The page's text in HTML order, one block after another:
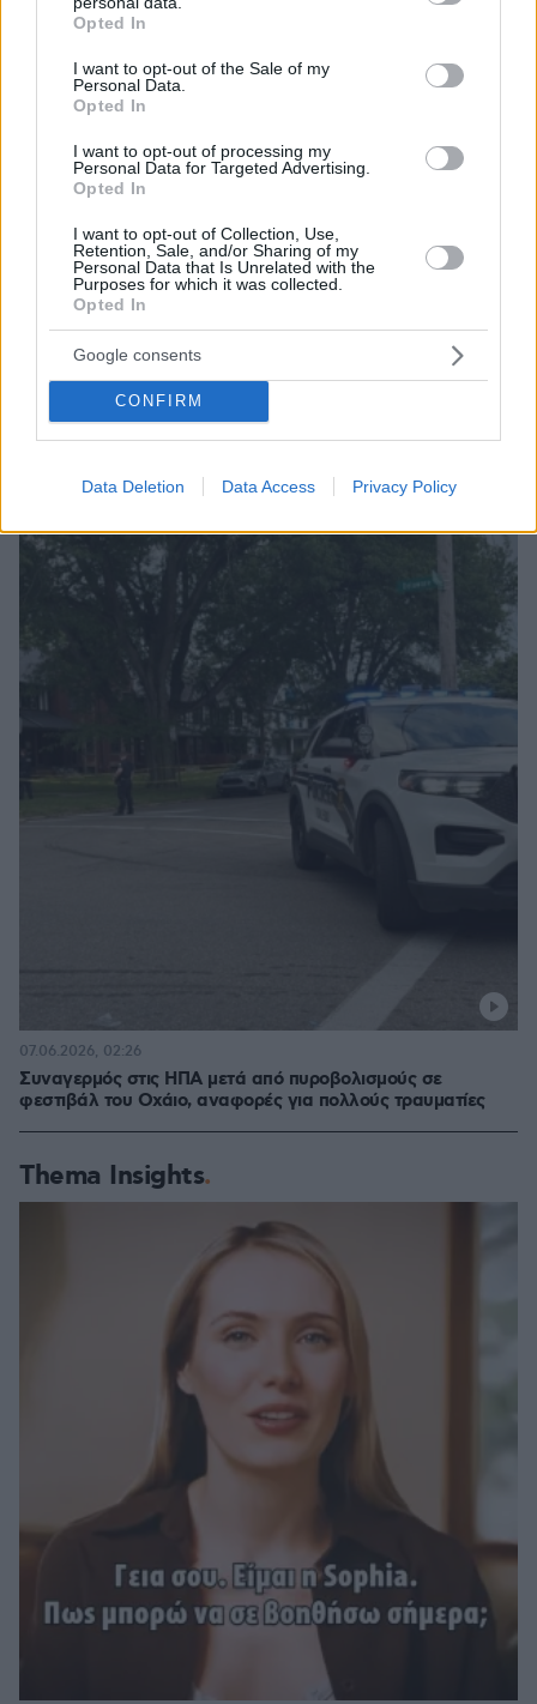
grant or deny consent to Google and its third-party tags to
use your data for below specified purposes in below Google
consent section.
Opted In
I want to opt-out of the Sale of my
Personal Data.
Opted In
I want to opt-out of processing my
Personal Data for Targeted Advertising.
Opted In
I want to opt-out of Collection, Use,
Retention, Sale, and/or Sharing of my
Personal Data that Is Unrelated with the
Purposes for which it was collected.
Opted In
Google consents
CONFIRM
Data Deletion Data Access Privacy Policy
Το Old West End Festival αποτελεί μία από τις
μεγαλύτερες ετήσιες διοργανώσεις του
Τολίντο, με παρέλαση, ζωντανή μουσική και
φιλοξενεί μία από τις μεγαλύτερες
συγκεντρώσεις βικτωριανών κατοικιών στις
Σχετικά Άρθρα
Συναγερμός στις ΗΠΑ μετά από πυροβολισμούς σε
φεστιβάλ του Οχάιο, αναφορές για πολλούς τραυματίες
07.06.2026, 02:26
Thema Insights
Ακολουθήστε το
και μάθετε πρώτοι όλες τις ειδήσεις
Δείτε όλες τις τελευταίεςΕιδήσειςαπό την Ελλάδα
και τον Κόσμο, τη στιγμή που συμβαίνουν, στο
Protothema.gr